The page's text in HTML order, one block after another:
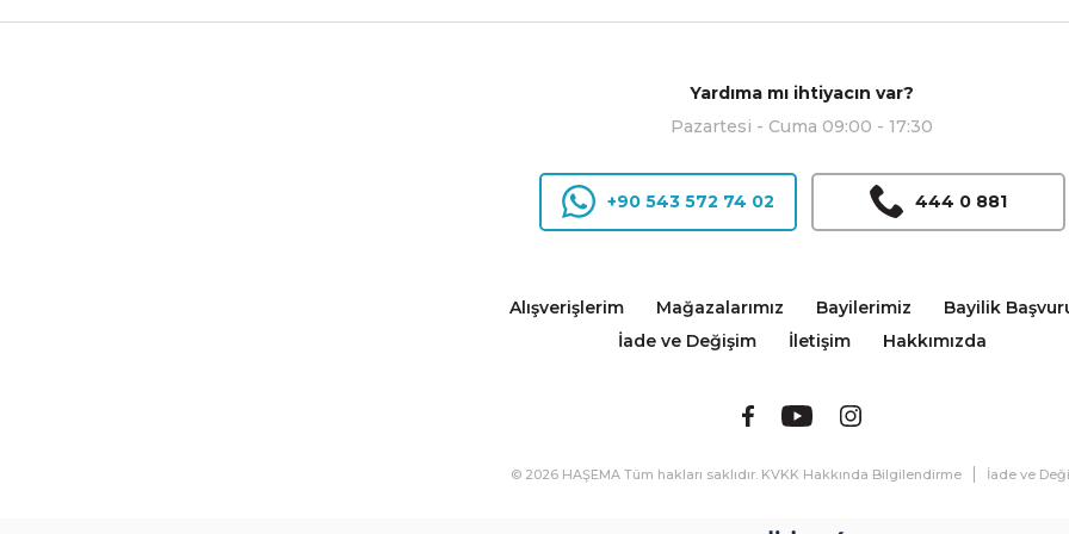
Yardıma mı ihtiyacın var?
Pazartesi - Cuma 09:00 - 17:30
+90 543 572 74 02 444 0 881
Alışverişlerim Mağazalarımız Bayilerimiz
Bayilik
İade ve Değişim
İletişim Hakkımızda
© 2026 HAŞEMA Tüm hakları saklıdır. KVKK Hakkında Bilgilendirme İade ve